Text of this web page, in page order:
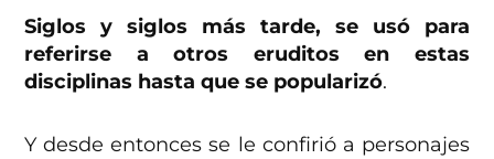
Siglos y siglos más tarde, se usó para
referirse a otros eruditos en estas
disciplinas hasta que se popularizó.
Y desde entonces se le confirió a personajes